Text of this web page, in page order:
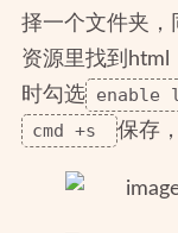
择一个文件夹，
资源里找到html
时勾选 enable
cmd +s 保存